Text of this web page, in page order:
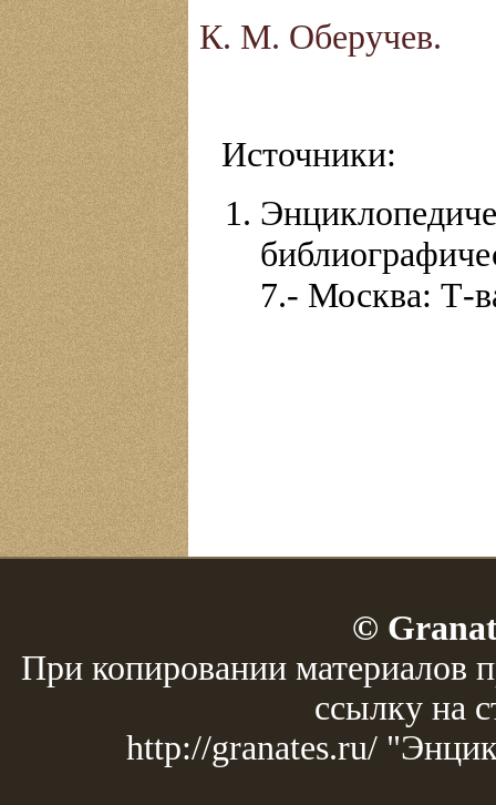
К. М. Оберучев.
Источники:
7.- Москва: Т-
©
При копировании материалов
ссылку на
http://granates.ru/